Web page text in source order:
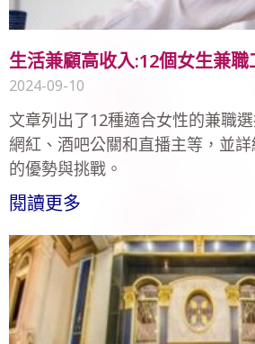
生活兼顧高收入:12個女生兼
2024-09-10
文章列出了12種適合女性的兼職
網紅、酒吧公關和直播主等，並
的優勢與挑戰。
閱讀更多